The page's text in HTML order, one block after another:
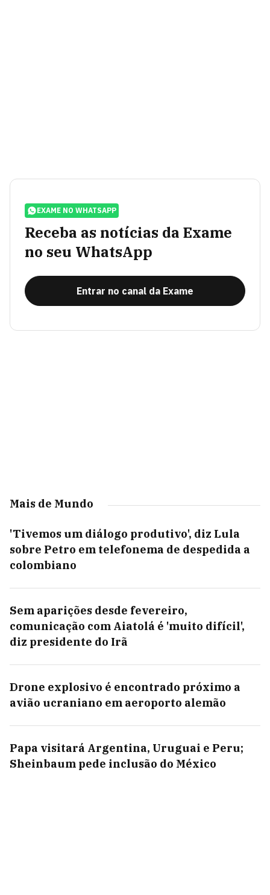
EXAME NO WHATSAPP
Receba as notícias da Exame
no seu WhatsApp
Entrar no canal da Exame
Mais de Mundo
'Tivemos um diálogo produtivo', diz Lula
sobre Petro em telefonema de despedida a
colombiano
Sem aparições desde fevereiro,
comunicação com Aiatolá é 'muito difícil',
diz presidente do Irã
Drone explosivo é encontrado próximo a
avião ucraniano em aeroporto alemão
Papa visitará Argentina, Uruguai e Peru;
Sheinbaum pede inclusão do México